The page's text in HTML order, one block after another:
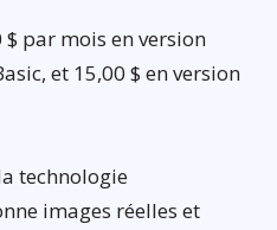
par mois en version
et 15,00 $ en version
technologie
images réelles et